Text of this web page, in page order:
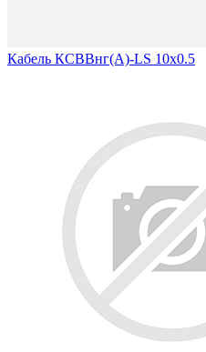
Кабель КСВВнг(А)-LS 10х0.5